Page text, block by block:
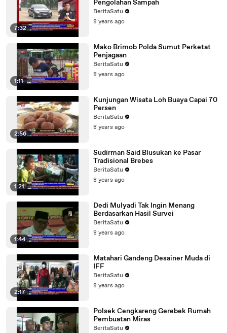
7:32
Pengolahan Sampah
BeritaSatu
8 years ago
1:11
Mako Brimob Polda Sumut Perketat
Penjagaan
BeritaSatu
8 years ago
2:56
Kunjungan Wisata Loh Buaya Capai 70
Persen
BeritaSatu
8 years ago
1:21
Sudirman Said Blusukan ke Pasar
Tradisional Brebes
BeritaSatu
8 years ago
1:44
Dedi Mulyadi Tak Ingin Menang
Berdasarkan Hasil Survei
BeritaSatu
8 years ago
2:17
Matahari Gandeng Desainer Muda di
IFF
BeritaSatu
8 years ago
Polsek Cengkareng Gerebek Rumah
Pembuatan Miras
BeritaSatu